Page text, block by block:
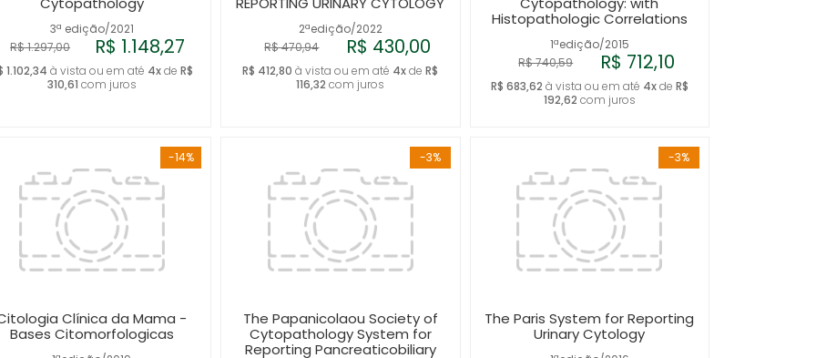
3ª edição/2021
R$ 1.297,00 R$ 1.148,27
1.102,34 à vista ou em até 4xde R$
310,61 com juros
2ªedição/2022
R$ 470,94 R$ 430,00
R$ 412,80 à vista ou em até 4xdeR$
116,32 com juros
1ªedição/2015
Histopathologic Correlations
R$ 740,59 R$ 712,10
R$ 683,62 à vista ou em até 4xde R$
192,62 com juros
-14%
Clínica da Mama -
Bases Citomorfologicas
-3%
The Papanicolaou Society of
Cytopathology System for
Reporting Pancreaticobiliary
-3%
The Paris System for Reporting
Urinary Cytology